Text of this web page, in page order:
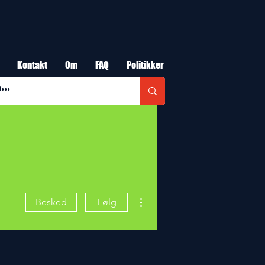
Kontakt Om FAQ Politikker
Besked Følg